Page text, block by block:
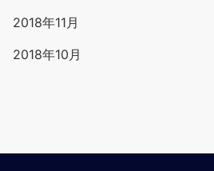
2018年11月
2018年10月